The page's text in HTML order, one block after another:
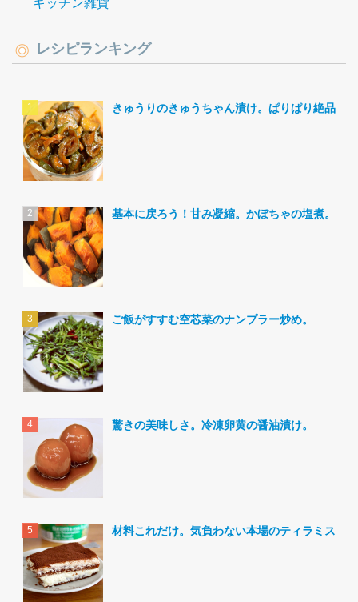
キッチン雑貨
レシピランキング
きゅうりのきゅうちゃん漬け。ぱりぱり絶品。
基本に戻ろう！甘み凝縮。かぼちゃの塩煮。
ご飯がすすむ空芯菜のナンプラー炒め。
驚きの美味しさ。冷凍卵黄の醤油漬け。
材料これだけ。気負わない本場のティラミス。